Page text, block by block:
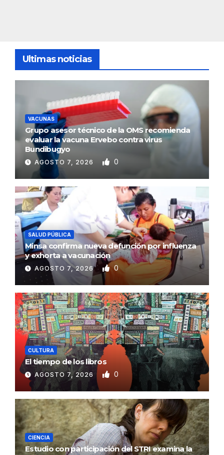
Ultimas noticias
VACUNAS
Grupo asesor técnico de la OMS recomienda
evaluar la vacuna Ervebo contra virus
Bundibugyo
AGOSTO 7, 2026 0
SALUD PÚBLICA
Minsa confirma nueva defunción por influenza
y exhorta a vacunación
AGOSTO 7, 2026 0
CULTURA
El tiempo de los libros
AGOSTO 7, 2026 0
CIENCIA
Estudio con participación del STRI examina la